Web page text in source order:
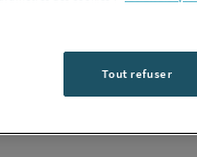
Tout refuser